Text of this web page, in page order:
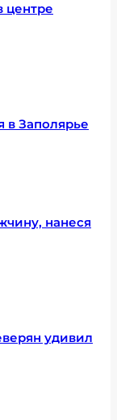
центре
в Заполярье
нанеся
удивил